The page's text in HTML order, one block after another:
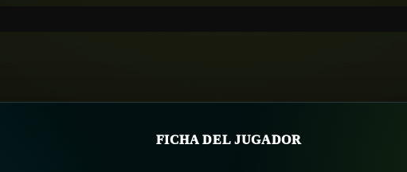
FICHA DEL JUGADOR